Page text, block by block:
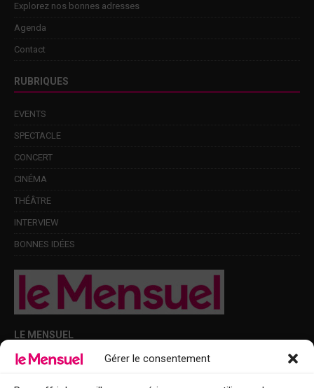
Gérer le consentement
Explorez nos bonnes adresses
Agenda
Contact
RUBRIQUES
EVENTS
SPECTACLE
CONCERT
CINÉMA
THÉÂTRE
INTERVIEW
BONNES IDÉES
LE MENSUEL
Points de diffusion Var et Alpes-Maritimes : oû trouver Le Mensuel ?